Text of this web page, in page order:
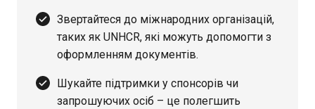
Звертайтеся до міжнародних організацій,
таких як UNHCR, які можуть допомогти з
оформленням документів.
Шукайте підтримки у спонсорів чи
запрошуючих осіб – це полегшить